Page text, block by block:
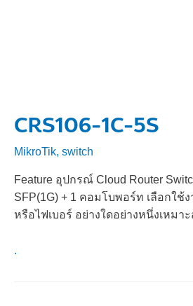
CRS106-1C-5S
MikroTik, switch
Feature อุปกรณ์ Cloud Router
SFP(1G) + 1 คอมโบพอร์ท เลือกใช้
หรือไฟเบอร์ อย่างใดอย่างหนึ่งเหมา
.